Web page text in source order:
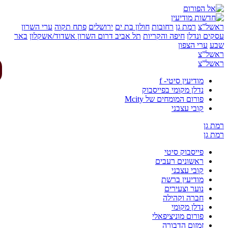
רמת גן רחובות חולון בת ים ירושלים פתח תקוה ערי השרון
ונדלן חיפה והקריות תל אביבדרום השרוןאשדוד/אשקלון באר
ערי הצפון
מודיעין סיטי- f
נדלן מקומי בפייסבוק
פורום המומחים של Mcity
קובי עצבני
גן
גן
פייסבוק סיטי
ראשונים רעבים
קובי עצבני
מודיעין ברשת
נוער וצעירים
חברה וקהילה
נדלן מקומי
פורום מוניציפאלי
זמזום הדבורה